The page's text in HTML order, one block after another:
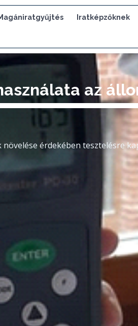
Iratképzőknek
az
érdekében tesztelésre